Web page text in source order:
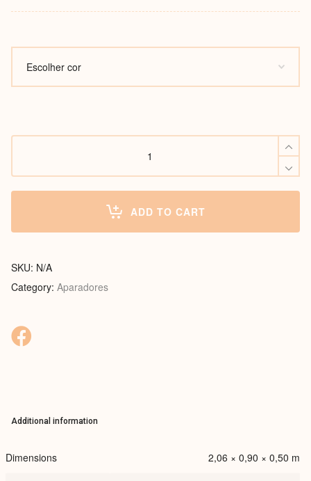
Aparador
ADD TO CART
SKU: N/A
Category: Aparadores
Additional information
Dimensions 2,06 × 0,90 × 0,50 m